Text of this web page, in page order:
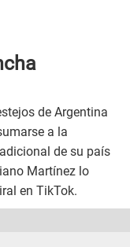
de Argentina
a la
de su país
Martínez lo
en TikTok.